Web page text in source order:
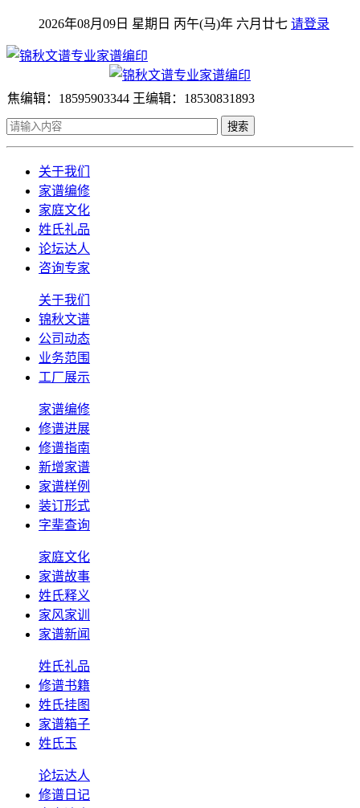
2026年08月09日 星期日 丙午(马)年 六月廿七 请登录
焦编辑：18595903344 王编辑：18530831893
搜索
关于我们
家谱编修
家庭文化
姓氏礼品
论坛达人
咨询专家
关于我们
锦秋文谱
公司动态
业务范围
工厂展示
家谱编修
修谱进展
修谱指南
新增家谱
家谱样例
装订形式
字辈查询
家庭文化
家谱故事
姓氏释义
家风家训
家谱新闻
姓氏礼品
修谱书籍
姓氏挂图
家谱箱子
姓氏玉
论坛达人
修谱日记